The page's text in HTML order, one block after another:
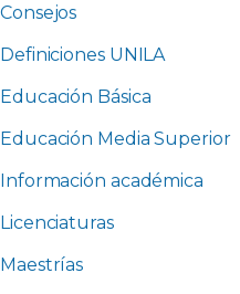
Consejos
Definiciones UNILA
Educación Básica
Educación Media Superior
Información académica
Licenciaturas
Maestrías